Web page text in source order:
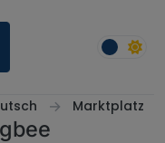
Marktplatz